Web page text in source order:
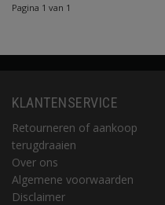
Pagina 1 van 1
KLANTENSERVICE
Retourneren of aankoop
terugdraaien
Over ons
Algemene voorwaarden
Disclaimer